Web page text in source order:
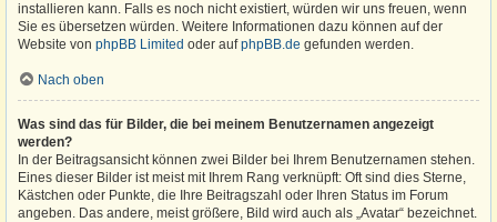
installieren kann. Falls es noch nicht existiert, würden wir uns freuen, wenn
Sie es übersetzen würden. Weitere Informationen dazu können auf der
Website von phpBB Limited oder aufphpBB.de gefunden werden.
Nach oben
Was sind das für Bilder, die bei meinem Benutzernamen angezeigt
werden?
In der Beitragsansicht können zwei Bilder bei Ihrem Benutzernamen stehen.
Eines dieser Bilder ist meist mit Ihrem Rang verknüpft: Oft sind dies Sterne,
Kästchen oder Punkte, die Ihre Beitragszahl oder Ihren Status im Forum
angeben. Das andere, meist größere, Bild wird auch als „Avatar“ bezeichnet.